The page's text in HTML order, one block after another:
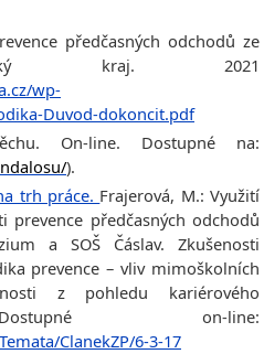
předčasných odchodů ze
kraj. 2021
wp-
Duvod-dokoncit.pdf
On-line. Dostupné na:
).
trh práce. Frajerová, M.: Využití
předčasných odchodů
a SOŠ Čáslav. Zkušenosti
prevence – vliv mimoškolních
z pohledu kariérového
on-line:
ClanekZP/6-3-17